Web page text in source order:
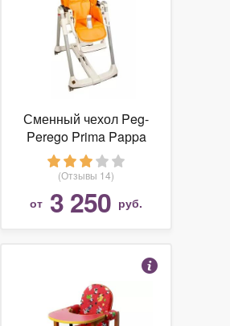
Сменный чехол Peg-
Perego Prima Paрpa
Best
(Отзывы 14)
от 3 250 руб.